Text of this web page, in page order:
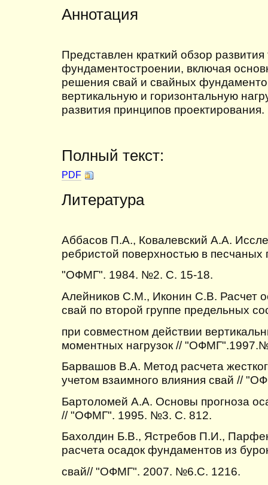
Аннотация
Представлен краткий обзор
фундаментостроении, включая
решения свай и свайных
вертикальную и горизонтальную
развития принципов проектирования.
Полный текст:
PDF
Литература
Аббасов П.А., Ковалевский А.А.
ребристой поверхностью в песчаных
"ОФМГ". 1984. №2. С. 15-18.
Алейников С.М., Иконин С.В. Расчет
свай по второй группе предельных
при совместном действии
моментных нагрузок //
Барвашов В.А. Метод расчета
учетом взаимного влияния свай //
Бартоломей А.А. Основы прогноза
// "ОФМГ". 1995. №3. С. 812.
Бахолдин Б.В., Ястребов П.И.,
расчета осадок фундаментов из
свай// "ОФМГ". 2007. №6.С. 1216.